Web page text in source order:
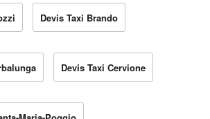
Devis Taxi Brando
Devis Taxi Cervione